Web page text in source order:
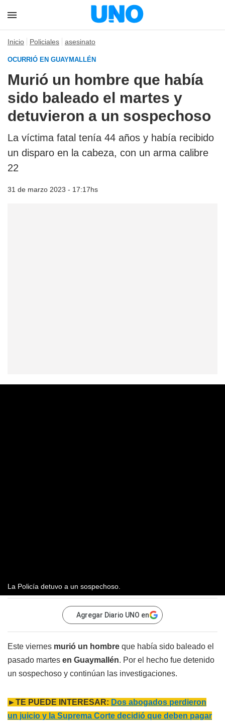
Inicio Policiales asesinato
OCURRIÓ EN GUAYMALLÉN
Murió un hombre que había
sido baleado el martes y
detuvieron a un sospechoso
La víctima fatal tenía 44 años y había recibido
un disparo en la cabeza, con un arma calibre
22
31 de marzo 2023 - 17:17hs
La Policía detuvo a un sospechoso.
Agregar Diario UNO en
Este viernes murió un hombre que había sido baleado el
pasado martes en Guaymallén. Por el hecho fue detenido
un sospechoso y continúan las investigaciones.
►TE PUEDE INTERESAR: Dos abogados perdieron
un juicio y la Suprema Corte decidió que deben pagar